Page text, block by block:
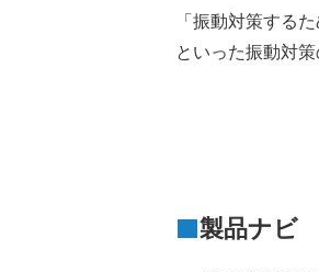
「振動対策する
といった振動対
製品ナビ